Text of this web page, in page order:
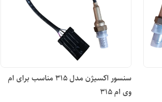
سنسور اکسیژن مدل 315 مناسب برای ام
وی ام 315